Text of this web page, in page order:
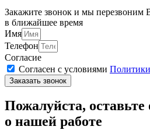
Закажите звонок и мы перезвоним
в ближайшее время
Имя
Телефон
Согласие
Согласен с условиями
Заказать звонок
Пожалуйста, оставьте
о нашей работе